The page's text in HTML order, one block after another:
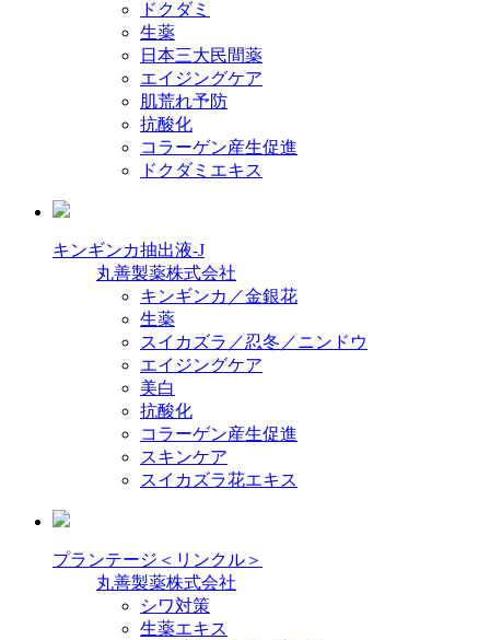
ドクダミ
生薬
日本三大民間薬
エイジングケア
肌荒れ予防
抗酸化
コラーゲン産生促進
ドクダミエキス
キンギンカ抽出液-J
丸善製薬株式会社
キンギンカ／金銀花
生薬
スイカズラ／忍冬／ニンドウ
エイジングケア
美白
抗酸化
コラーゲン産生促進
スキンケア
スイカズラ花エキス
プランテージ＜リンクル＞
丸善製薬株式会社
シワ対策
生薬エキス